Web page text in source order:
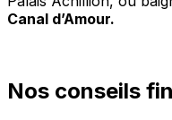
Canal d’Amour.
Nos conseils